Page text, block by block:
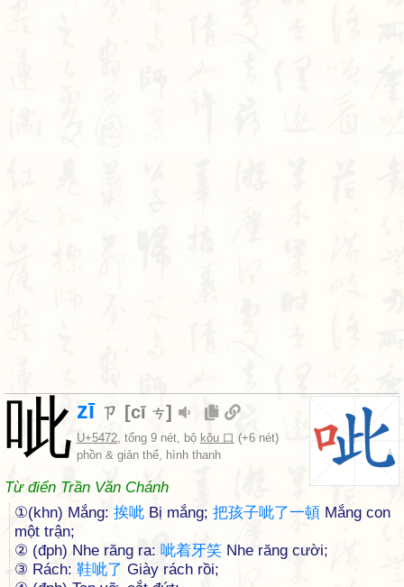
呲 zī ㄗ [cī ㄘ]
U+5472, tổng 9 nét, bộ kǒu 口 (+6 nét)
phồn & giản thể, hình thanh
Từ điển Trần Văn Chánh
①(khn) Mắng: 挨呲 Bị mắng; 把孩子呲了一頓 Mắng con
một trận;
② (đph) Nhe răng ra: 呲着牙笑 Nhe răng cười;
③ Rách: 鞋呲了 Giày rách rồi;